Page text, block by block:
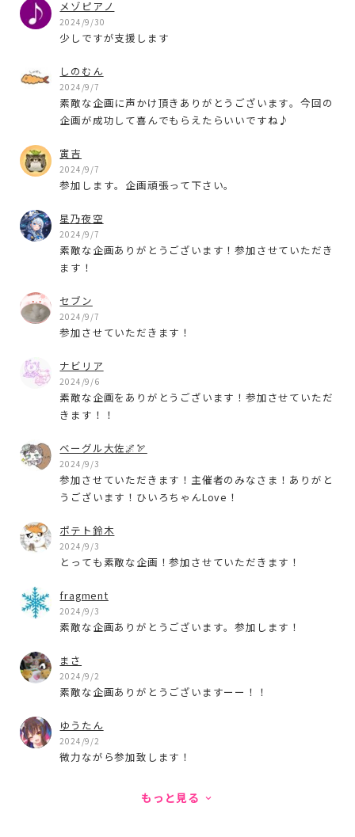
メゾピアノ
2024/9/30
少しですが支援します
しのむん
2024/9/7
素敵な企画に声かけ頂きありがとうございます。今回の
企画が成功して喜んでもらえたらいいですね♪
寅吉
2024/9/7
参加します。企画頑張って下さい。
星乃夜空
2024/9/7
素敵な企画ありがとうございます！参加させていただき
ます！
セブン
2024/9/7
参加させていただきます！
ナビリア
2024/9/6
素敵な企画をありがとうございます！参加させていただ
きます！！
ベーグル大佐🌌🏹
2024/9/3
参加させていただきます！主催者のみなさま！ありがと
うございます！ひいろちゃんLove！
ポテト鈴木
2024/9/3
とっても素敵な企画！参加させていただきます！
fragment
2024/9/3
素敵な企画ありがとうございます。参加します！
まさ
2024/9/2
素敵な企画ありがとうございますーー！！
ゆうたん
2024/9/2
微力ながら参加致します！
もっと見る keyboard_arrow_down